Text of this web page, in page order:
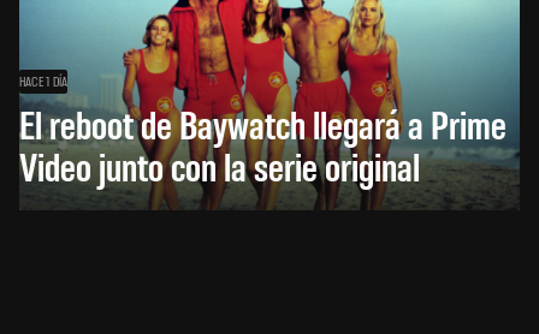
HACE 1 DÍA
El reboot de Baywatch llegará a Prime
Video junto con la serie original